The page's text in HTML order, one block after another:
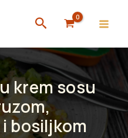
Search
krem sosu
bosiljkom